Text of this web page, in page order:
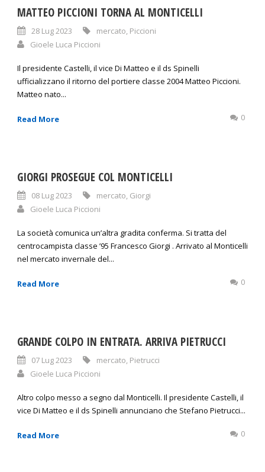
MATTEO PICCIONI TORNA AL MONTICELLI
28 Lug 2023 mercato, Piccioni
Gioele Luca Piccioni
Il presidente Castelli, il vice Di Matteo e il ds Spinelli
ufficializzano il ritorno del portiere classe 2004 Matteo Piccioni.
Matteo nato...
Read More 0
GIORGI PROSEGUE COL MONTICELLI
08 Lug 2023 mercato, Giorgi
Gioele Luca Piccioni
La società comunica un’altra gradita conferma. Si tratta del
centrocampista classe ’95 Francesco Giorgi . Arrivato al Monticelli
nel mercato invernale del...
Read More 0
GRANDE COLPO IN ENTRATA. ARRIVA PIETRUCCI
07 Lug 2023 mercato, Pietrucci
Gioele Luca Piccioni
Altro colpo messo a segno dal Monticelli. Il presidente Castelli, il
vice Di Matteo e il ds Spinelli annunciano che Stefano Pietrucci...
Read More 0